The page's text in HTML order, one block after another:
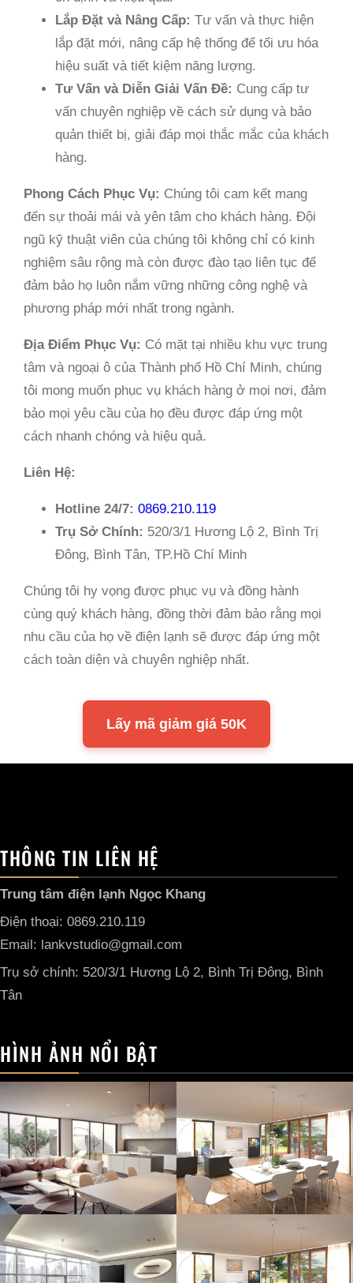
Lắp Đặt và Nâng Cấp: Tư vấn và thực hiện
lắp đặt mới, nâng cấp hệ thống để tối ưu hóa
hiệu suất và tiết kiệm năng lượng.
Tư Vấn và Diễn Giải Vấn Đề: Cung cấp tư
vấn chuyên nghiệp về cách sử dụng và bảo
quản thiết bị, giải đáp mọi thắc mắc của khách
hàng.
Phong Cách Phục Vụ: Chúng tôi cam kết mang
đến sự thoải mái và yên tâm cho khách hàng. Đội
ngũ kỹ thuật viên của chúng tôi không chỉ có kinh
nghiệm sâu rộng mà còn được đào tạo liên tục để
đảm bảo họ luôn nắm vững những công nghệ và
phương pháp mới nhất trong ngành.
Địa Điểm Phục Vụ: Có mặt tại nhiều khu vực trung
tâm và ngoại ô của Thành phố Hồ Chí Minh, chúng
tôi mong muốn phục vụ khách hàng ở mọi nơi, đảm
bảo mọi yêu cầu của họ đều được đáp ứng một
cách nhanh chóng và hiệu quả.
Liên Hệ:
Hotline 24/7: 0869.210.119
Trụ Sở Chính: 520/3/1 Hương Lộ 2, Bình Trị
Đông, Bình Tân, TP.Hồ Chí Minh
Chúng tôi hy vọng được phục vụ và đồng hành
cùng quý khách hàng, đồng thời đảm bảo rằng mọi
nhu cầu của họ về điện lạnh sẽ được đáp ứng một
cách toàn diện và chuyên nghiệp nhất.
Lấy mã giảm giá 50K
THÔNG TIN LIÊN HỆ
Trung tâm điện lạnh Ngọc Khang
Điện thoại: 0869.210.119
Email: lankvstudio@gmail.com
Trụ sở chính: 520/3/1 Hương Lộ 2, Bình Trị Đông, Bình
Tân
HÌNH ẢNH NỔI BẬT